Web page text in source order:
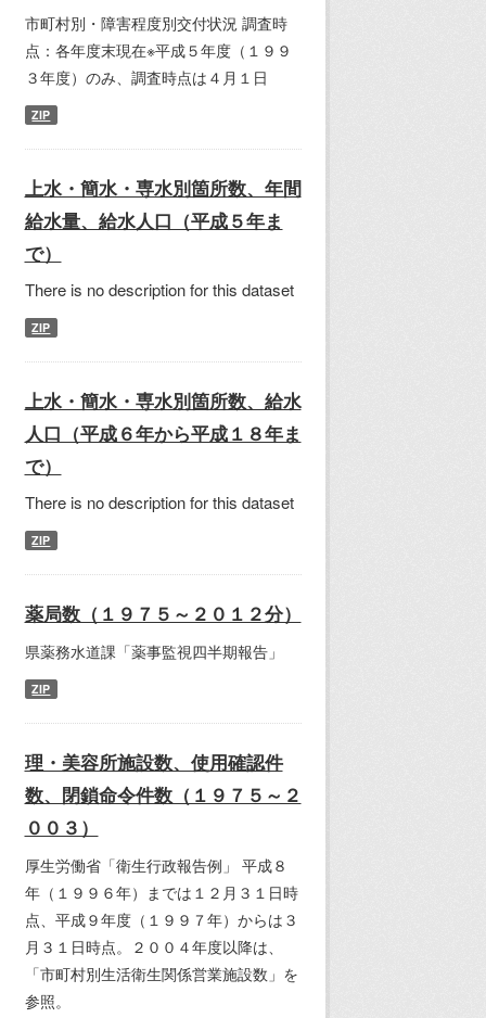
市町村別・障害程度別交付状況 調査時
点：各年度末現在※平成５年度（１９９
３年度）のみ、調査時点は４月１日
ZIP
上水・簡水・専水別箇所数、年間
給水量、給水人口（平成５年ま
で）
There is no description for this dataset
ZIP
上水・簡水・専水別箇所数、給水
人口（平成６年から平成１８年ま
で）
There is no description for this dataset
ZIP
薬局数（１９７５～２０１２分）
県薬務水道課「薬事監視四半期報告」
ZIP
理・美容所施設数、使用確認件
数、閉鎖命令件数（１９７５～２
００３）
厚生労働省「衛生行政報告例」 平成８
年（１９９６年）までは１２月３１日時
点、平成９年度（１９９７年）からは３
月３１日時点。２００４年度以降は、
「市町村別生活衛生関係営業施設数」を
参照。